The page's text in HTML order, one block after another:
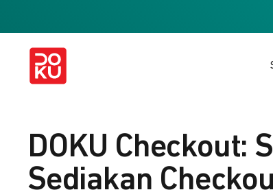
DOKU Checkout:
Sediakan